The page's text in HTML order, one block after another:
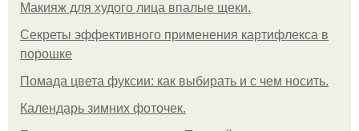
Макияж для худого лица впалые щеки.
Секреты эффективного применения картифлекса в
порошке
Помада цвета фуксии: как выбирать и с чем носить.
Календарь зимних фоточек.